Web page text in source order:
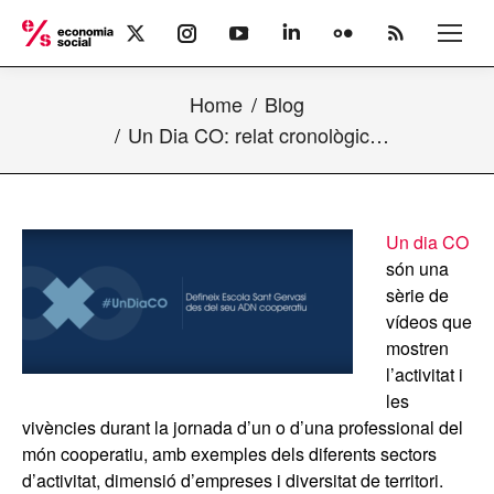
X
page
new
window
Instagram
page
in
new
window
YouTube
page
in
new
window
Linkedin
page
in
new
window
Flickr
page
new
window
Rss
page
Home
Blog
Un Dia CO: relat cronològic…
Un dia CO
són una
sèrie de
vídeos que
mostren
l’activitat i
les
vivències durant la jornada d’un o d’una professional del
món cooperatiu, amb exemples dels diferents sectors
d’activitat, dimensió d’empreses i diversitat de territori.